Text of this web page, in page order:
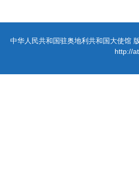
中华人民共和国驻奥地利共和国大使馆
http://